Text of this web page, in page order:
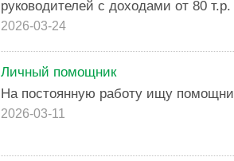
руководителей с доходами от 80 т.р.
2026-03-24
Личный помощник
На постоянную работу ищу
2026-03-11